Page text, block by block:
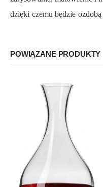
dzięki czemu będzie ozdobą
POWIĄZANE PRODUKTY